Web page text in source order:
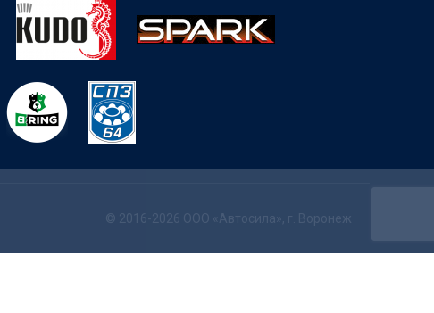
© 2016-2026 ООО «Автосила», г. Воронеж